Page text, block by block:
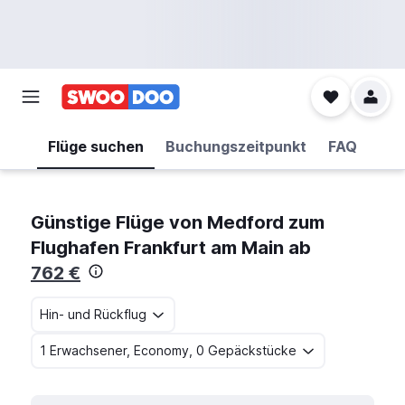
Flüge suchen Buchungszeitpunkt FAQ
Günstige Flüge von Medford zum
Flughafen Frankfurt am Main ab
762 €
Hin- und Rückflug
1 Erwachsener, Economy, 0 Gepäckstücke